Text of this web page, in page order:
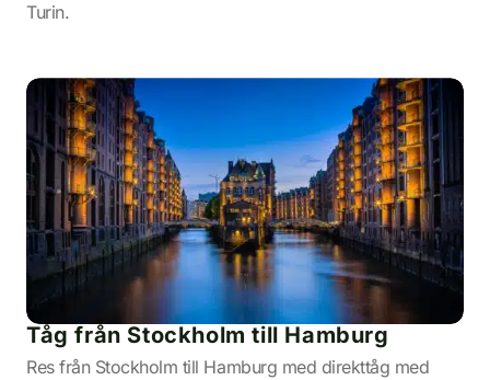
Turin.
Tåg från Stockholm till Hamburg
Res från Stockholm till Hamburg med direkttåg med